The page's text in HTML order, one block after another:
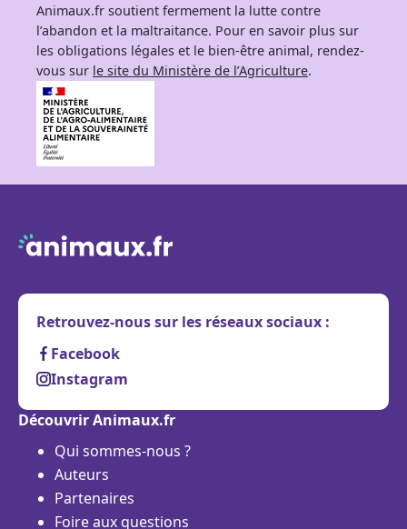
Animaux.fr soutient fermement la lutte contre
l’abandon et la maltraitance. Pour en savoir plus sur
les obligations légales et le bien-être animal, rendez-
vous sur le site du Ministère de l’Agriculture.
Retrouvez-nous sur les réseaux sociaux :
Facebook
Instagram
Découvrir Animaux.fr
Qui sommes-nous ?
Auteurs
Partenaires
Foire aux questions